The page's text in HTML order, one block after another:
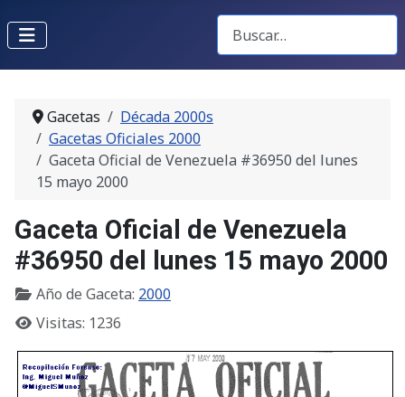
Buscar Gacetas
Gacetas
Década 2000s
Gacetas Oficiales 2000
Gaceta Oficial de Venezuela #36950 del lunes
15 mayo 2000
Gaceta Oficial de Venezuela
#36950 del lunes 15 mayo 2000
Año de Gaceta: 2000
Visitas: 1236